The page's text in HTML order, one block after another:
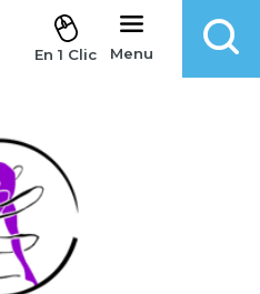
En 1 Clic Menu